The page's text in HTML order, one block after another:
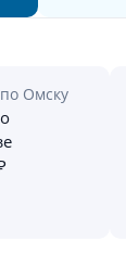
Омску